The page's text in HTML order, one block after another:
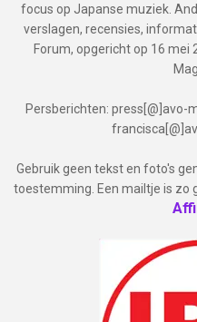
focus op Japanse muziek.
verslagen, recensies,
Forum, opgericht op 16 mei
Persberichten: press[@]avo-
Gebruik geen tekst en foto's
toestemming. Een mailtje is zo